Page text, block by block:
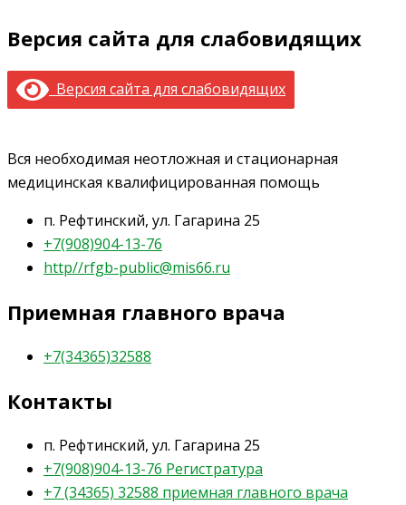
Версия сайта для слабовидящих
Версия сайта для слабовидящих
Вся необходимая неотложная и стационарная
медицинская квалифицированная помощь
п. Рефтинский, ул. Гагарина 25
+7(908)904-13-76
http//rfgb-public@mis66.ru
Приемная главного врача
+7(34365)32588
Контакты
п. Рефтинский, ул. Гагарина 25
+7(908)904-13-76 Регистратура
+7 (34365) 32588 приемная главного врача